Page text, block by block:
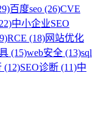
百度seo (26)CVE
中小企业SEO
RCE (18)网站优化
(15)web安全 (13)sql
(12)SEO诊断 (11)中